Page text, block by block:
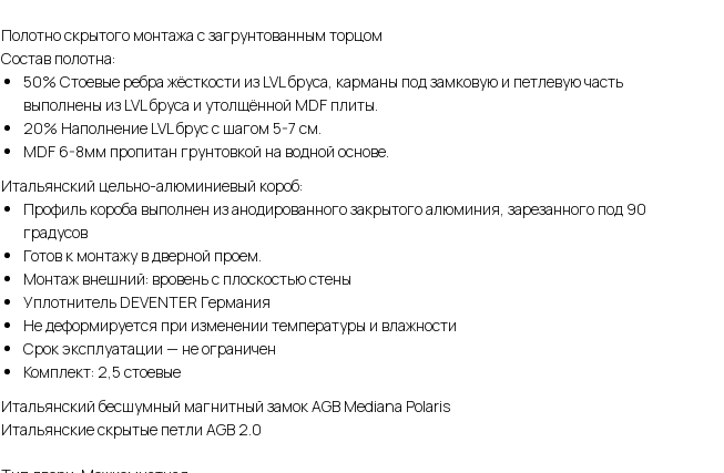
Полотно скрытого монтажа с загрунтованным торцом
Состав полотна:
50% Стоевые ребра жёсткости из LVL бруса, карманы под замковую и петлевую часть
выполнены из LVL бруса и утолщённой MDF плиты.
20% Наполнение LVL брус с шагом 5-7 см.
MDF 6-8мм пропитан грунтовкой на водной основе.
Итальянский цельно-алюминиевый короб:
Профиль короба выполнен из анодированного закрытого алюминия, зарезанного под 90
градусов
Готов к монтажу в дверной проем.
Монтаж внешний: вровень с плоскостью стены
Уплотнитель DEVENTER Германия
Не деформируется при изменении температуры и влажности
Срок эксплуатации — не ограничен
Комплект: 2,5 стоевые
Итальянский бесшумный магнитный замок AGB Mediana Polaris
Итальянские скрытые петли AGB 2.0